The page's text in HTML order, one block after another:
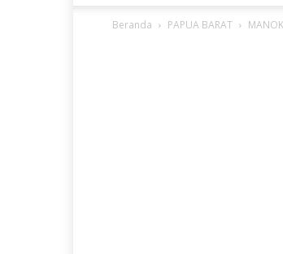
Beranda PAPUA BARAT